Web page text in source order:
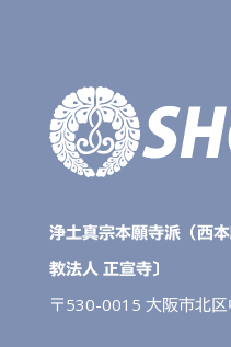
浄土真宗本願寺派（西本
教法人 正宣寺〕
〒530-0015 大阪市北